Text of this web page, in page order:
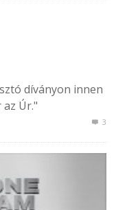
díványon innen
Úr."
3